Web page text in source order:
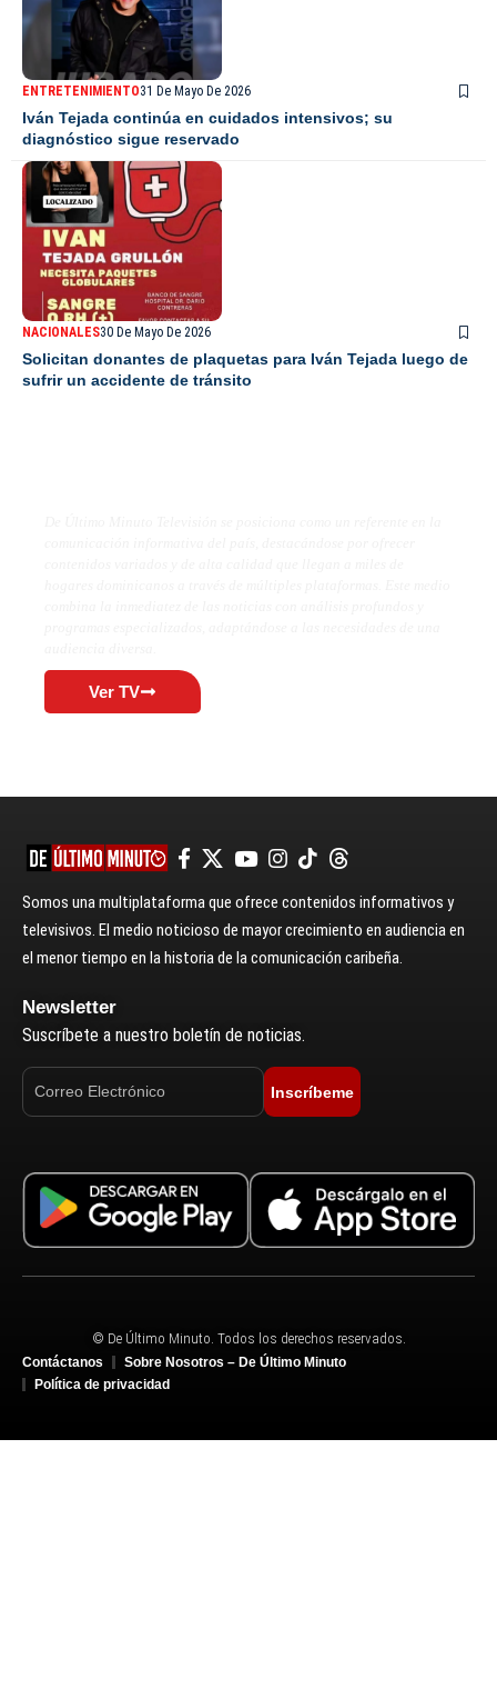
ENTRETENIMIENTO31 De Mayo De 2026
Iván Tejada continúa en cuidados intensivos; su
diagnóstico sigue reservado
NACIONALES30 De Mayo De 2026
Solicitan donantes de plaquetas para Iván Tejada luego de
sufrir un accidente de tránsito
Ver TV
Somos una multiplataforma que ofrece contenidos informativos y
televisivos. El medio noticioso de mayor crecimiento en audiencia en
el menor tiempo en la historia de la comunicación caribeña.
Newsletter
Suscríbete a nuestro boletín de noticias.
Inscríbeme
© De Último Minuto. Todos los derechos reservados.
Contáctanos
Sobre Nosotros – De Último Minuto
Política de privacidad